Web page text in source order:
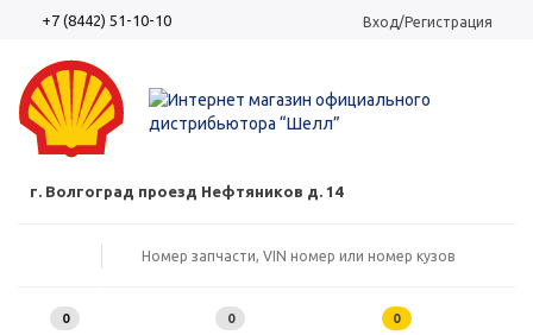
+7 (8442) 51-10-10 Вход/Регистрация
г. Волгоград проезд Нефтяников д. 14
0 0 0